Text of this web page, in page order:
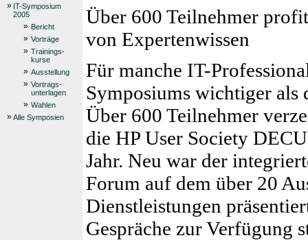
» IT-Symposium
2005
» Bericht
» Vorträge
» Trainings-
kurse
» Ausstellung
» Vortrags-
unterlagen
» Wahlen
»Alle Symposien
Über 600 Teilnehmer
von Expertenwissen
Für manche IT-
Symposiums wichtiger als
Über 600 Teilnehmer
die HP User Society
Jahr. Neu war der
Forum auf dem über 20
Dienstleistungen
Gespräche zur Verfügung